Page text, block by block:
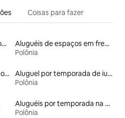
Coisas para fazer
Aluguéis por temporada com banheira de hidromassagem
Aluguéis de espaços em frente à praia
Polônia
Locações por temporada com piscina
Aluguel por temporada de iurtas
Polônia
Aluguéis por temporada na orla
Polônia